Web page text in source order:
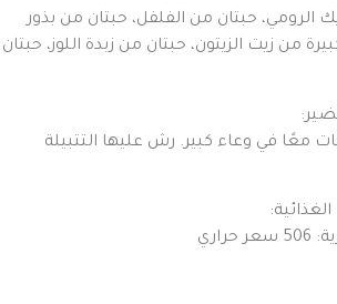
الرومي، حبتان من الفلفل، حبتان من بذور
من زيت الزيتون، حبتان من زبدة اللوز، حبتان
معًا في وعاء كبير. رش عليها التتبيلة